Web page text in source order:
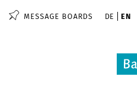
MESSAGE BOARDS DE EN